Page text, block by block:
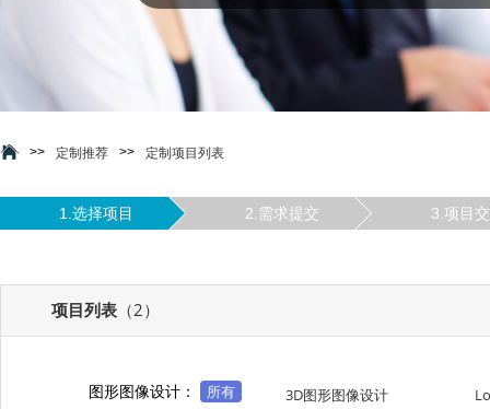
>> 定制推荐 >> 定制项目列表
1.选择项目 2.需求提交 3.项目
项目列表（2）
图形图像设计： 所有 3D图形图像设计